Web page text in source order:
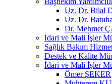
Uz. Dr. Bilal
Uz. Dr.
Dr. Mehmet
İdari ve Mali İşler
Sağlık Bakım
Destek ve Kalite
İdari ve Mali İşler
Ömer ŞEKER